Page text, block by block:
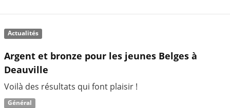
Actualités
Argent et bronze pour les jeunes Belges à
Deauville
Voilà des résultats qui font plaisir !
Général